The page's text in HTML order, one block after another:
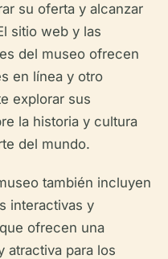
su oferta y alcanzar
sitio web y las
del museo ofrecen
en línea y otro
explorar sus
la historia y cultura
del mundo.
también incluyen
interactivas y
ofrecen una
atractiva para los